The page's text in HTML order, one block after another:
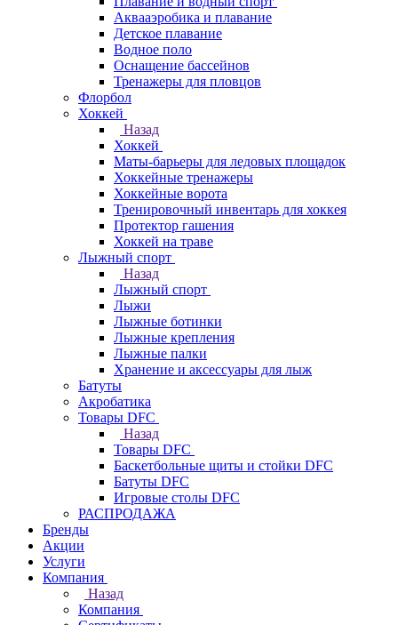
Аквааэробика и плавание
Детское плавание
Водное поло
Оснащение бассейнов
Тренажеры для пловцов
Флорбол
Хоккей
Назад
Хоккей
Маты-барьеры для ледовых площадок
Хоккейные тренажеры
Хоккейные ворота
Тренировочный инвентарь для хоккея
Протектор гашения
Хоккей на траве
Лыжный спорт
Назад
Лыжный спорт
Лыжи
Лыжные ботинки
Лыжные крепления
Лыжные палки
Хранение и аксессуары для лыж
Батуты
Акробатика
Товары DFC
Назад
Товары DFC
Баскетбольные щиты и стойки DFC
Батуты DFC
Игровые столы DFC
РАСПРОДАЖА
Бренды
Акции
Услуги
Компания
Назад
Компания